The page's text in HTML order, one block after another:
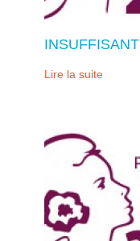
INSUFFISANT
Lire la suite